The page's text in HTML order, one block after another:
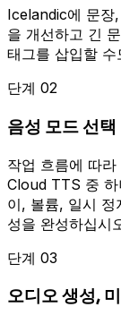
Icelandic에 문장
을 개선하고 긴
태그를 삽입할 수
단계 02
음성 모드 선
작업 흐름에 따
Cloud TTS 중 하
이, 볼륨, 일시
성을 완성하십시
단계 03
오디오 생성,